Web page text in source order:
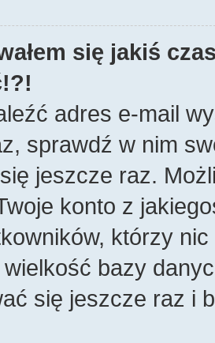
się jakiś
adres e-mail
sprawdź w nim
jeszcze raz.
konto z
którzy
bazy
się jeszcze raz i